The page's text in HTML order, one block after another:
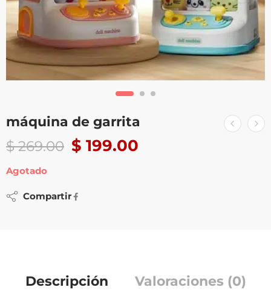
máquina de garrita
$269.00 $ 199.00
Agotado
Compartir
Descripción Valoraciones (0)